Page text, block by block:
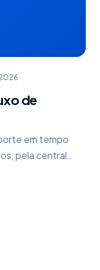
de
em tempo
pela central